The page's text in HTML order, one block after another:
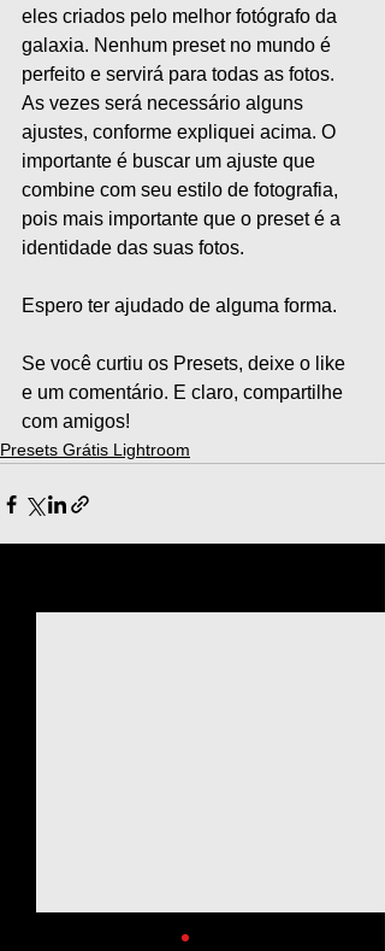
eles criados pelo melhor fotógrafo da
galaxia. Nenhum preset no mundo é
perfeito e servirá para todas as fotos.
As vezes será necessário alguns
ajustes, conforme expliquei acima. O
importante é buscar um ajuste que
combine com seu estilo de fotografia,
pois mais importante que o preset é a
identidade das suas fotos.
Espero ter ajudado de alguma forma.
Se você curtiu os Presets, deixe o like
e um comentário. E claro, compartilhe
com amigos!
Presets Grátis Lightroom